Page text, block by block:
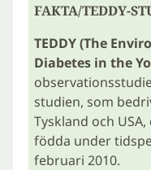
FAKTA/TEDDY-
TEDDY (The
Diabetes in the
studien, som
Tyskland och
födda under
februari 2010.